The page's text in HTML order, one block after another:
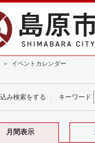
＞ イベントカレンダー
み検索をする キーワード
月間表示